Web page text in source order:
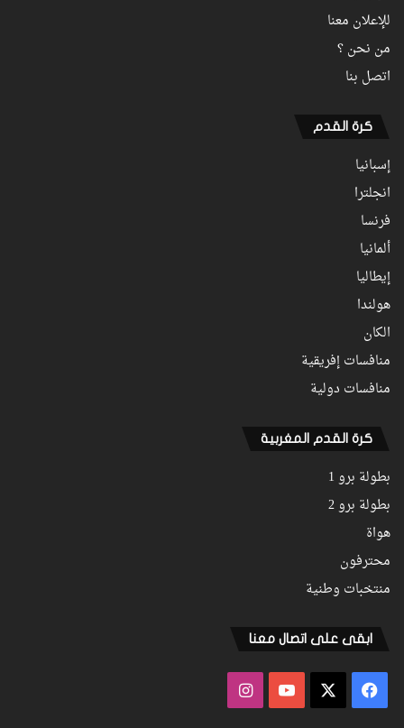
للإعلان معنا
من نحن ؟
اتصل بنا
كرة القدم
إسبانيا
انجلترا
فرنسا
ألمانيا
إيطاليا
هولندا
الكان
منافسات إفريقية
منافسات دولية
كرة القدم المغربية
بطولة برو 1
بطولة برو 2
هواة
محترفون
منتخبات وطنية
ابقى على اتصال معنا
فيسبوك ‫YouTubeانستقرام